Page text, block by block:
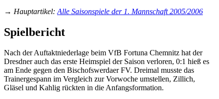
→ Hauptartikel: Alle Saisonspiele der 1. Mannschaft 2005/2006
Spielbericht
Nach der Auftaktniederlage beim VfB Fortuna Chemnitz hat der
Dresdner auch das erste Heimspiel der Saison verloren, 0:1 hieß es
am Ende gegen den Bischofswerdaer FV. Dreimal musste das
Trainergespann im Vergleich zur Vorwoche umstellen, Zillich,
Gläsel und Kahlig rückten in die Anfangsformation.